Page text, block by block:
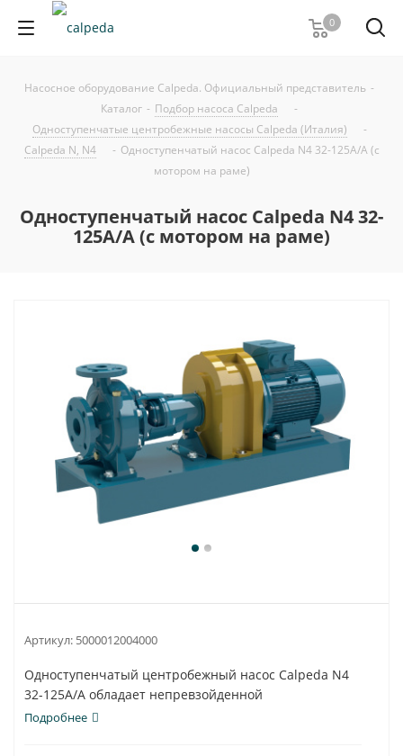
0
Насосное оборудование Calpeda. Официальный представитель -
Каталог - Подбор насоса Calpeda
-
Одноступенчатые центробежные насосы Calpeda (Италия)
-
Calpeda N, N4
- Одноступенчатый насос Calpeda N4 32-125A/A (с
мотором на раме)
Одноступенчатый насос Calpeda N4 32-
125A/A (с мотором на раме)
Артикул: 5000012004000
Одноступенчатый центробежный насос Calpeda N4
32-125A/A обладает непревзойденной
универсальностью...
Подробнее